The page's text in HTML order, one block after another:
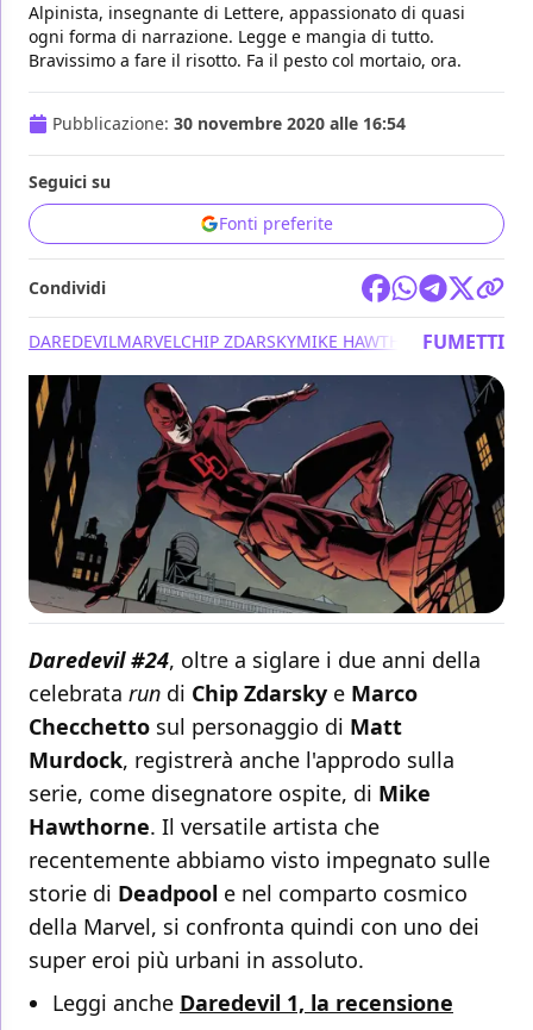
Alpinista, insegnante di Lettere, appassionato di quasi
ogni forma di narrazione. Legge e mangia di tutto.
Bravissimo a fare il risotto. Fa il pesto col mortaio, ora.
Pubblicazione: 30 novembre 2020 alle 16:54
Seguici su
Fonti preferite
Condividi
DAREDEVILMARVELCHIP ZDARSKYMIKE HAWTHORNEFUMETTI
Daredevil #24, oltre a siglare i due anni della
celebrata run di Chip Zdarsky e Marco
Checchetto sul personaggio di Matt
Murdock, registrerà anche l'approdo sulla
serie, come disegnatore ospite, di Mike
Hawthorne. Il versatile artista che
recentemente abbiamo visto impegnato sulle
storie di Deadpool e nel comparto cosmico
della Marvel, si confronta quindi con uno dei
super eroi più urbani in assoluto.
Leggi anche Daredevil 1, la recensione